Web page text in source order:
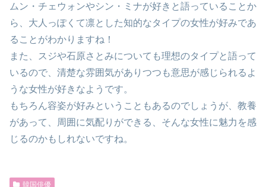
ムン・チェウォンやシン・ミナが好きと語っていることか
ら、大人っぽくて凛とした知的なタイプの女性が好みであ
ることがわかりますね！
また、スジや石原さとみについても理想のタイプと語って
いるので、清楚な雰囲気がありつつも意思が感じられるよ
うな女性が好きなようです。
もちろん容姿が好みということもあるのでしょうが、教養
があって、周囲に気配りができる、そんな女性に魅力を感
じるのかもしれないですね。
韓国俳優